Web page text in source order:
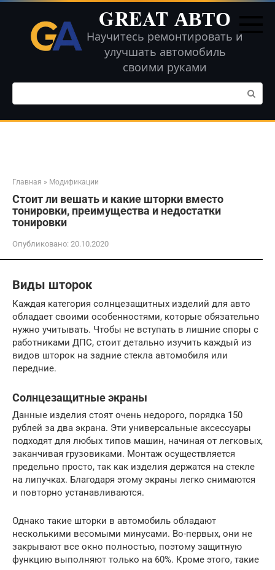
Перейти
контенту
GREAT АВТО
Научитесь ремонтировать и
улучшать автомобиль
своими руками
Поиск:
Главная » Модификации
Стоит ли вешать и какие шторки вместо
тонировки, преимущества и недостатки
тонировки
Опубликовано: 20.10.2020
Виды шторок
Каждая категория солнцезащитных изделий для авто
обладает своими особенностями, которые обязательно
нужно учитывать. Чтобы не вступать в лишние споры с
работниками ДПС, стоит детально изучить каждый из
видов шторок на задние стекла автомобиля или
передние.
Солнцезащитные экраны
Данные изделия стоят очень недорого, порядка 150
рублей за два экрана. Эти универсальные аксессуары
подходят для любых типов машин, начиная от легковых,
заканчивая грузовиками. Монтаж осуществляется
предельно просто, так как изделия держатся на стекле
на липучках. Благодаря этому экраны легко снимаются
и повторно устанавливаются.
Однако такие шторки в автомобиль обладают
несколькими весомыми минусами. Во-первых, они не
закрывают все окно полностью, поэтому защитную
функцию выполняют только на 60%. Кроме этого, такие